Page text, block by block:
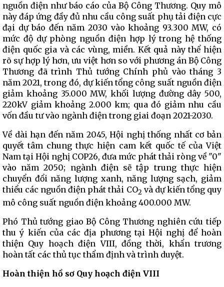
nguồn điện như báo cáo của Bộ Công Thương. Quy mô
này đáp ứng đầy đủ nhu cầu công suất phụ tải điện cực
đại dự báo đến năm 2030 vào khoảng 93.300 MW, có
mức độ dự phòng nguồn điện hợp lý trong hệ thống
điện quốc gia và các vùng, miền. Kết quả này thể hiện
rõ sự hợp lý hơn, ưu việt hơn so với phương án Bộ Công
Thương đã trình Thủ tướng Chính phủ vào tháng 3
năm 2021, trong đó, dự kiến tổng công suất nguồn điện
giảm khoảng 35.000 MW, khối lượng đường dây 500,
220kV giảm khoảng 2.000 km; qua đó giảm nhu cầu
vốn đầu tư vào ngành điện trong giai đoạn 2021-2030.
Về dài hạn đến năm 2045, Hội nghị thống nhất cơ bản
quyết tâm chung thực hiện cam kết quốc tế của Việt
Nam tại Hội nghị COP26, đưa mức phát thải ròng về "0"
vào năm 2050; ngành điện sẽ tập trung thực hiện
chuyển đổi năng lượng xanh, năng lượng sạch, giảm
thiểu các nguồn điện phát thải CO2 và dự kiến tổng quy
mô công suất nguồn điện khoảng 400.000 MW.
Phó Thủ tướng giao Bộ Công Thương nghiên cứu tiếp
thu ý kiến của các địa phương tại Hội nghị để hoàn
thiện Quy hoạch điện VIII, đồng thời, khẩn trương
hoàn tất các thủ tục thẩm định và trình duyệt.
Hoàn thiện hồ sơ Quy hoạch điện VIII